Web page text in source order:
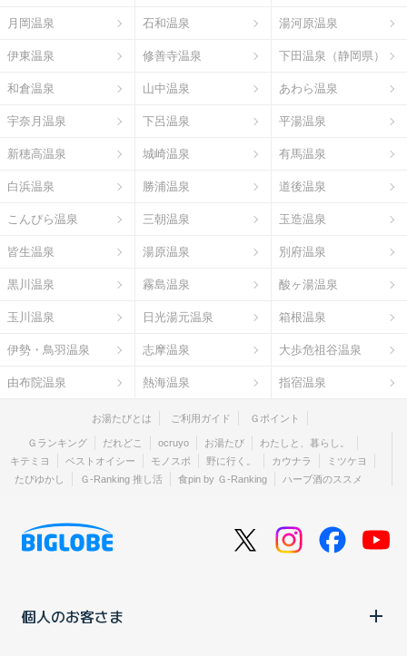
月岡温泉 石和温泉 湯河原温泉
伊東温泉 修善寺温泉 下田温泉（静岡県）
和倉温泉 山中温泉 あわら温泉
宇奈月温泉 下呂温泉 平湯温泉
新穂高温泉 城崎温泉 有馬温泉
白浜温泉 勝浦温泉 道後温泉
こんぴら温泉 三朝温泉 玉造温泉
皆生温泉 湯原温泉 別府温泉
黒川温泉 霧島温泉 酸ヶ湯温泉
玉川温泉 日光湯元温泉 箱根温泉
伊勢・鳥羽温泉 志摩温泉 大歩危祖谷温泉
由布院温泉 熱海温泉 指宿温泉
お湯たびとは ご利用ガイド Ｇポイント
Ｇランキング だれどこ ocruyo お湯たび
わたしと、暮らし。
キテミヨ
ベストオイシー モノスポ 野に行く。 カウナラ
ミツケヨ
たびゆかし
Ｇ-Ranking 推し活 食pin by Ｇ-Ranking ハーブ酒のススメ
個人のお客さま